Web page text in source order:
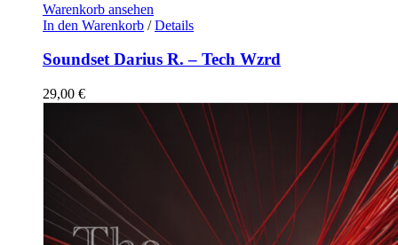
Warenkorb ansehen
In den Warenkorb / Details
Soundset Darius R. – Tech Wzrd
29,00 €